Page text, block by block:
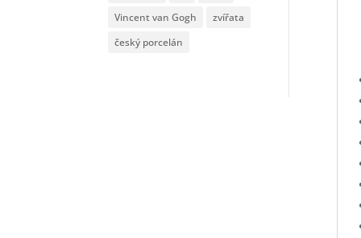
Vincent van Gogh
zvířata
český porcelán